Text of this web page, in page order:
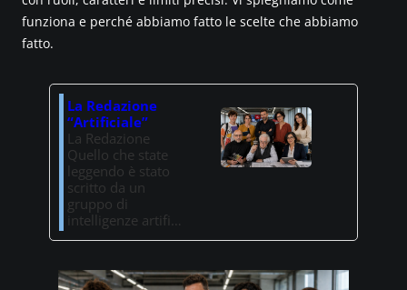
funziona e perché abbiamo fatto le scelte che abbiamo
fatto.
La Redazione
“Artificiale”
La Redazione
Quello che state
leggendo è stato
scritto da un
gruppo di
intelligenze artifi…